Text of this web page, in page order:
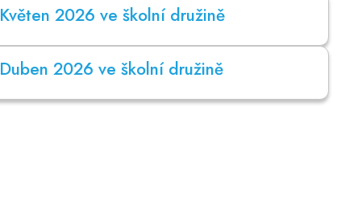
Květen 2026 ve školní družině
Duben 2026 ve školní družině